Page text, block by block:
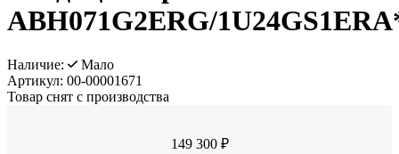
ABH071G2ERG/
Наличие:
Мало
Артикул: 00-00001671
Товар снят с производства
149 300 ₽